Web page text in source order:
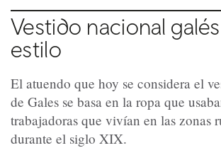
Vestido nacional
estilo
El atuendo que hoy se considera el
de Gales se basa en la ropa que
trabajadoras que vivían en las zonas
durante el siglo XIX.